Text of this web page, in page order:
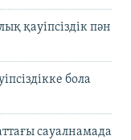
қауіпсіздік пән
бола
сауалнамада